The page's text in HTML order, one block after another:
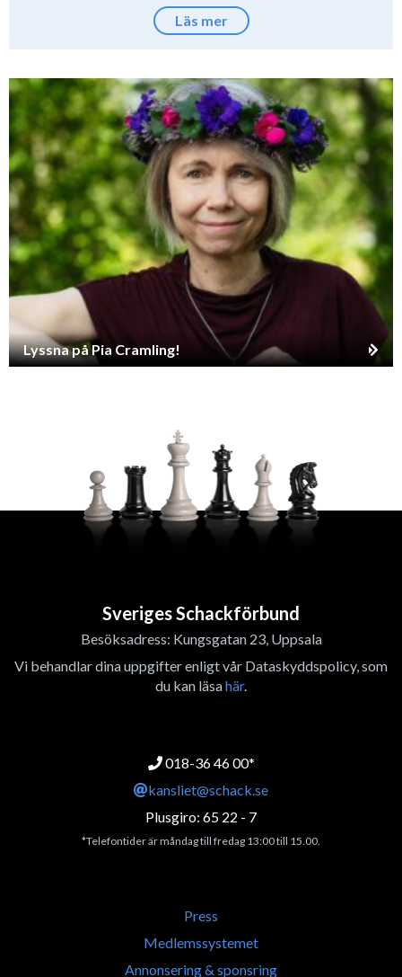
Läs mer
Lyssna på Pia Cramling!
Sveriges Schackförbund
Besöksadress: Kungsgatan 23, Uppsala
Vi behandlar dina uppgifter enligt vår Dataskyddspolicy, som
du kan läsahär.
018-36 46 00*
kansliet@schack.se
Plusgiro: 65 22 - 7
*Telefontider är måndag till fredag 13:00 till 15.00.
Press
Medlemssystemet
Annonsering & sponsring